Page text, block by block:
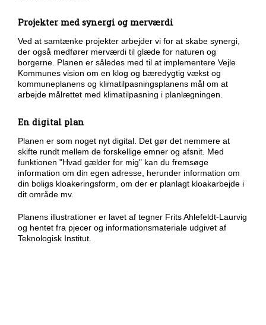
Projekter med synergi og merværdi
Ved at samtænke projekter arbejder vi for at skabe synergi,
der også medfører merværdi til glæde for naturen og
borgerne. Planen er således med til at implementere Vejle
Kommunes vision om en klog og bæredygtig vækst og
kommuneplanens og klimatilpasningsplanens mål om at
arbejde målrettet med klimatilpasning i planlægningen.
En digital plan
Planen er som noget nyt digital. Det gør det nemmere at
skifte rundt mellem de forskellige emner og afsnit. Med
funktionen "Hvad gælder for mig" kan du fremsøge
information om din egen adresse, herunder information om
din boligs kloakeringsform, om der er planlagt kloakarbejde i
dit område mv.
Planens illustrationer er lavet af tegner Frits Ahlefeldt-Laurvig
og hentet fra pjecer og informationsmateriale udgivet af
Teknologisk Institut.